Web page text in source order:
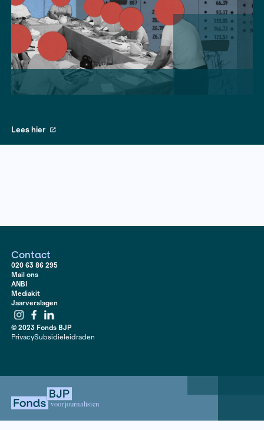
Lees hier
Contact
020 63 86 295